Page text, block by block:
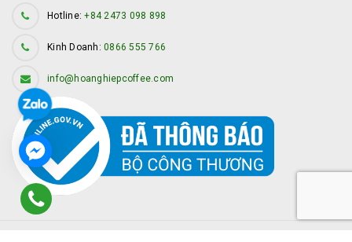
Hotline:+84 2473 098 898
Kinh Doanh: 0866 555 766
info@hoanghiepcoffee.com